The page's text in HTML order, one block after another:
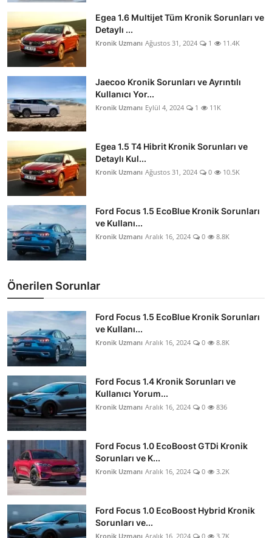
Egea 1.6 Multijet Tüm Kronik Sorunları ve
Detaylı ...
Kronik Uzmanı Ağustos 31, 2024 1 11.4K
Jaecoo Kronik Sorunları ve Ayrıntılı
Kullanıcı Yor...
Kronik Uzmanı Eylül 4, 2024 1 11K
Egea 1.5 T4 Hibrit Kronik Sorunları ve
Detaylı Kul...
Kronik Uzmanı Ağustos 31, 2024 0 10.5K
Ford Focus 1.5 EcoBlue Kronik Sorunları
ve Kullanı...
Kronik Uzmanı Aralık 16, 2024 0 8.8K
Önerilen Sorunlar
Ford Focus 1.5 EcoBlue Kronik Sorunları
ve Kullanı...
Kronik Uzmanı Aralık 16, 2024 0 8.8K
Ford Focus 1.4 Kronik Sorunları ve
Kullanıcı Yorum...
Kronik Uzmanı Aralık 16, 2024 0 836
Ford Focus 1.0 EcoBoost GTDi Kronik
Sorunları ve K...
Kronik Uzmanı Aralık 16, 2024 0 3.2K
Ford Focus 1.0 EcoBoost Hybrid Kronik
Sorunları ve...
Kronik Uzmanı Aralık 16, 2024 0 3.7K